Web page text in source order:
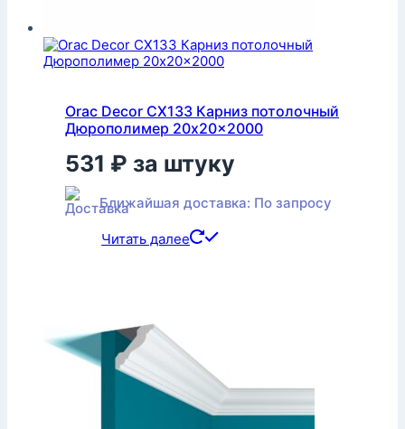
Orac Decor CX133 Карниз потолочный
Дюрополимер 20x20x2000
531 ₽ за штуку
Ближайшая доставка: По запросу
Читать далее